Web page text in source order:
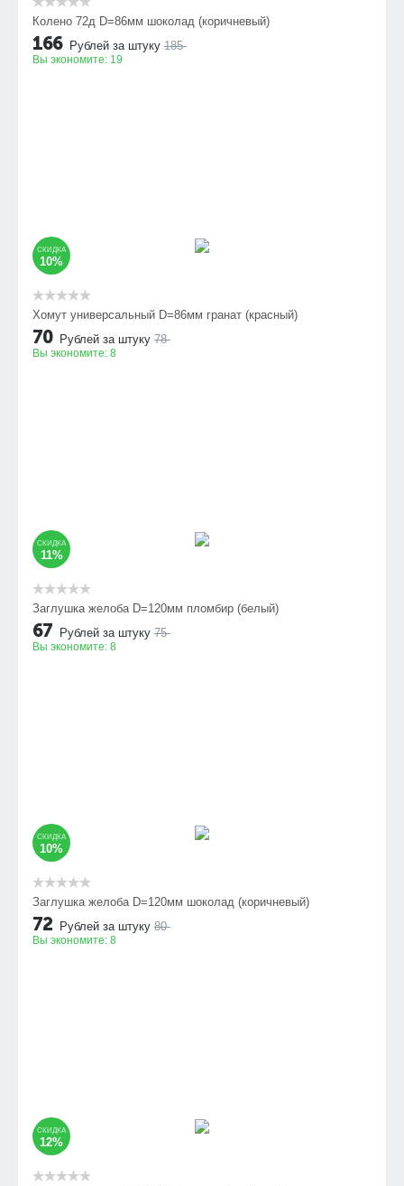
Колено 72д D=86мм шоколад (коричневый)
166 Рублей за штуку 185
Вы экономите: 19
СКИДКА
10%
Хомут универсальный D=86мм гранат (красный)
70 Рублей за штуку 78
Вы экономите: 8
СКИДКА
11%
Заглушка желоба D=120мм пломбир (белый)
67 Рублей за штуку 75
Вы экономите: 8
СКИДКА
10%
Заглушка желоба D=120мм шоколад (коричневый)
72 Рублей за штуку 80
Вы экономите: 8
СКИДКА
12%